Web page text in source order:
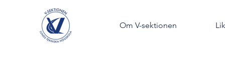
Om V-sektionen